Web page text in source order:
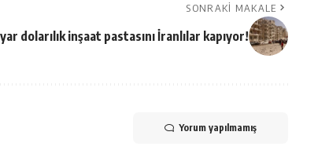
SONRAKI MAKALE
dolarılık inşaat pastasını İranlılar kapıyor!
Yorum yapılmamış